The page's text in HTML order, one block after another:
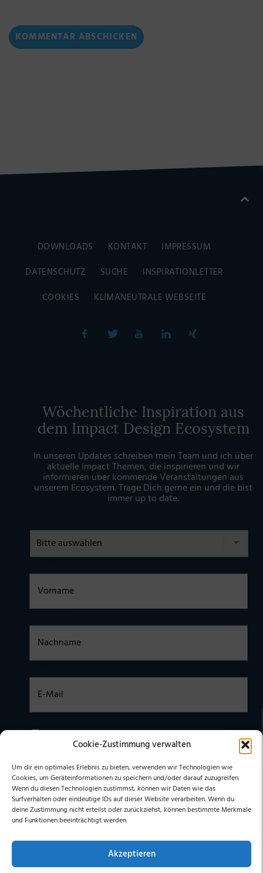
Cookie-Zustimmung verwalten
Um dir ein optimales Erlebnis zu bieten, verwenden wir Technologien wie
Cookies, um Geräteinformationen zu speichern und/oder darauf zuzugreifen.
Wenn du diesen Technologien zustimmst, können wir Daten wie das
Surfverhalten oder eindeutige IDs auf dieser Website verarbeiten. Wenn du
deine Zustimmung nicht erteilst oder zurückziehst, können bestimmte Merkmale
und Funktionen beeinträchtigt werden.
Akzeptieren
DOWNLOADS KONTAKT
IMPRESSUM
DATENSCHUTZ
SUCHE
INSPIRATIONLETTER
COOKIES
KLIMANEUTRALE WEBSEITE
Wöchentliche Inspiration aus
dem Impact Design Ecosystem
In unseren Updates schreiben mein Team und ich über
aktuelle Impact Themen, die inspirieren und wir
informieren über kommende Veranstaltungen aus
unserem Ecosystem. Trage Dich gerne ein und die bist
immer up to date.
genommen. Ich stimme zu, dass meine Daten elektronisch
Einwilligung jederzeit für die Zukunft per E-Mail an
stephan@stephangrabmeier.de widerrufen.)